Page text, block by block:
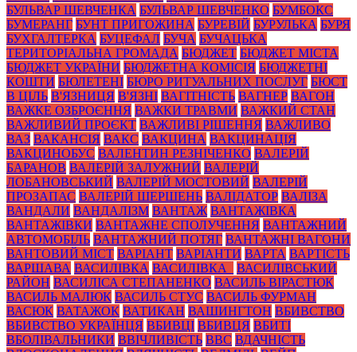
БУЛЬВАР ШЕВЧЕНКА БУЛЬВАР ШЕВЧЕНКО БУМБОКС
БУМЕРАНГ БУНТ ПРИГОЖИНА БУРЕВІЙ БУРУЛЬКА БУРЯ
БУХГАЛТЕРКА БУЦЕФАЛ БУЧА БУЧАЦЬКА
ТЕРИТОРІАЛЬНА ГРОМАДА БЮДЖЕТ БЮДЖЕТ МІСТА
БЮДЖЕТ УКРАЇНИ БЮДЖЕТНА КОМІСІЯ БЮДЖЕТНІ
КОШТИ БЮЛЕТЕНІ БЮРО РИТУАЛЬНИХ ПОСЛУГ БЮСТ
В ЦІЛЬ В'ЯЗНИЦЯ В'ЯЗНІ ВАГІТНІСТЬ ВАГНЕР ВАГОН
ВАЖКЕ ОЗБРОЄННЯ ВАЖКИ ТРАВМИ ВАЖКИЙ СТАН
ВАЖЛИВИЙ ПРОЄКТ ВАЖЛИВІ РІШЕННЯ ВАЖЛИВО
ВАЗ ВАКАНСІЯ ВАКС ВАКЦИНА ВАКЦИНАЦІЯ
ВАКЦИНОБУС ВАЛЕНТИН РЕЗНІЧЕНКО ВАЛЕРІЙ
БАРАНОВ ВАЛЕРІЙ ЗАЛУЖНИЙ ВАЛЕРІЙ
ЛОБАНОВСЬКИЙ ВАЛЕРІЙ МОСТОВИЙ ВАЛЕРІЙ
ПРОЗАПАС ВАЛЕРІЙ ШЕРШЕНЬ ВАЛІДАТОР ВАЛІЗА
ВАНДАЛИ ВАНДАЛІЗМ ВАНТАЖ ВАНТАЖІВКА
ВАНТАЖІВКИ ВАНТАЖНЕ СПОЛУЧЕННЯ ВАНТАЖНИЙ
АВТОМОБІЛЬ ВАНТАЖНИЙ ПОТЯГ ВАНТАЖНІ ВАГОНИ
ВАНТОВИЙ МІСТ ВАРІАНТ ВАРІАНТИ ВАРТА ВАРТІСТЬ
ВАРШАВА ВАСИЛІВКА ВАСИЛІВКА_
ВАСИЛІВСЬКИЙ
РАЙОН ВАСИЛІСА СТЕПАНЕНКО ВАСИЛЬ ВІРАСТЮК
ВАСИЛЬ МАЛЮК ВАСИЛЬ СТУС ВАСИЛЬ ФУРМАН
ВАСЮК ВАТАЖОК ВАТИКАН ВАШИНГТОН ВБИВСТВО
ВБИВСТВО УКРАЇНЦЯ ВБИВЦІ ВБИВЦЯ ВБИТІ
ВБОЛІВАЛЬНИКИ ВВІЧЛИВІСТЬ ВВС ВДАЧНІСТЬ